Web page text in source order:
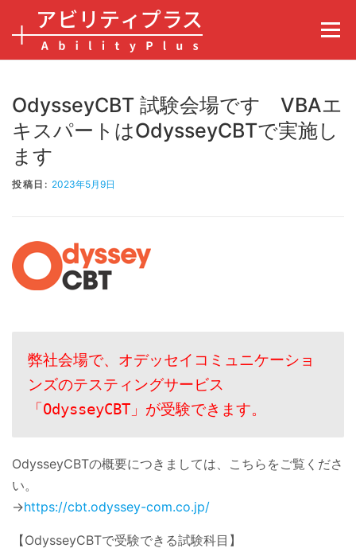
コンテンツへスキップ
メニ
OdysseyCBT 試験会場です VBAエ
キスパートはOdysseyCBTで実施し
ます
投稿日: 2023年5月9日
弊社会場で、 オデッセイコミュニケーショ
ンズのテスティングサービス
「OdysseyCBT」が受験できます。
OdysseyCBTの概要につきましては、こちらをご覧くださ
い。
→https://cbt.odyssey-com.co.jp/
【OdysseyCBTで受験できる試験科目】